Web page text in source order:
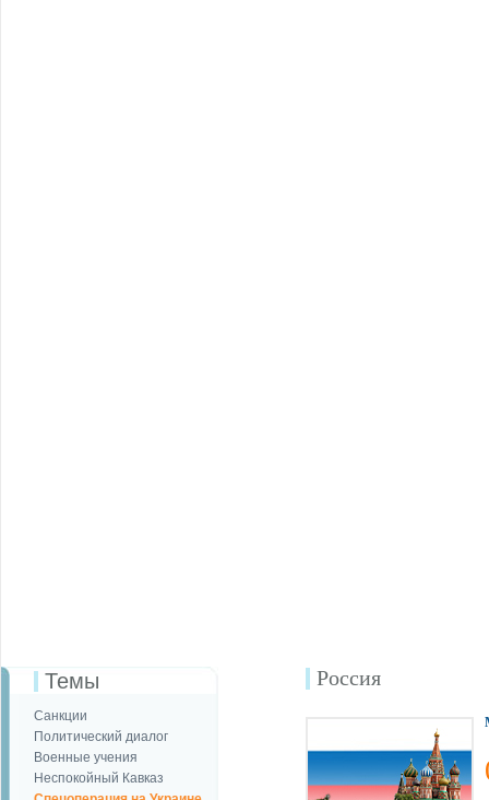
Темы
Санкции
Политический диалог
Военные учения
Неспокойный Кавказ
Россия